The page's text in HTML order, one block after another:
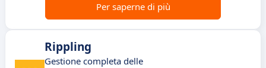
Per saperne di più
Rippling
Gestione completa delle